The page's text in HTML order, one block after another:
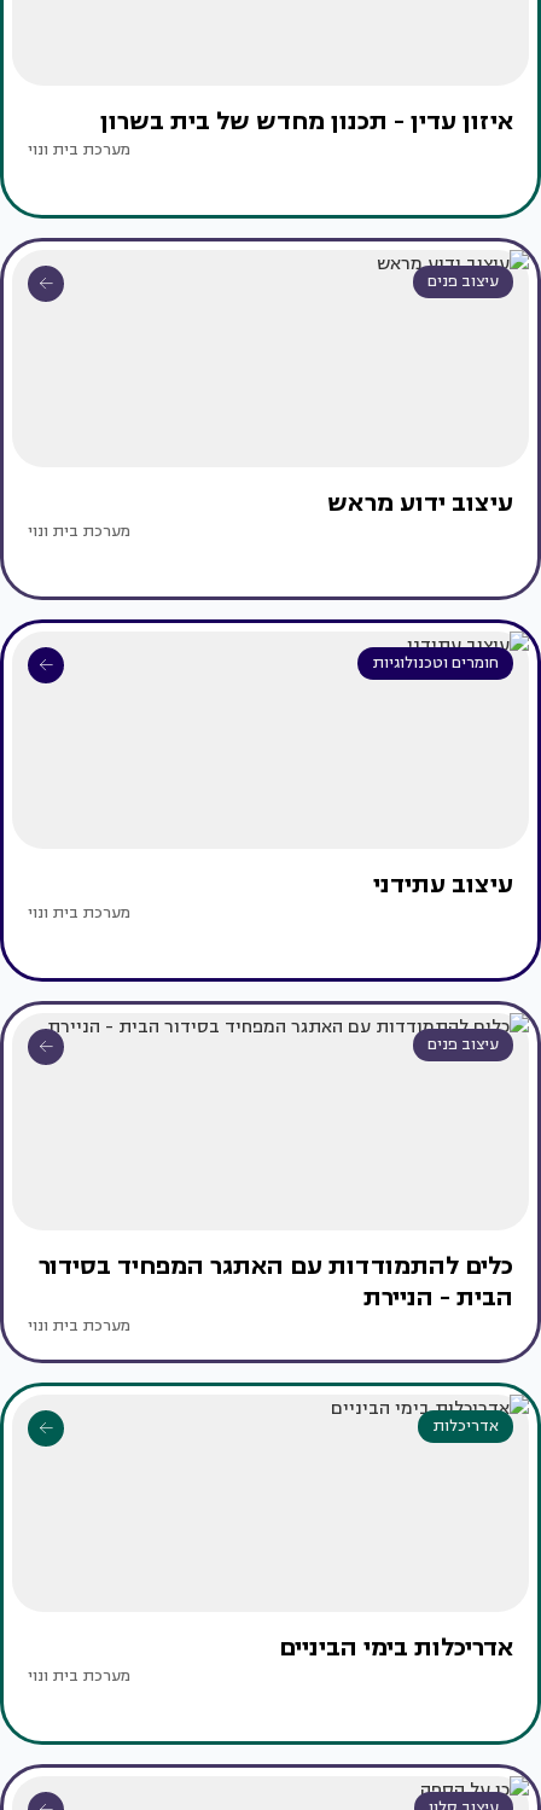
איזון עדין - תכנון מחדש של בית בשרון
מערכת בית ונוי
עיצוב פנים
עיצוב ידוע מראש
מערכת בית ונוי
חומרים וטכנולוגיות
עיצוב עתידני
מערכת בית ונוי
עיצוב פנים
כלים להתמודדות עם האתגר המפחיד בסידור
הבית - הניירת
מערכת בית ונוי
אדריכלות
אדריכלות בימי הביניים
מערכת בית ונוי